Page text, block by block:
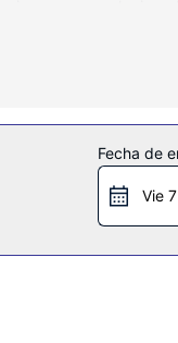
podrás disfrutar
ascensor y café o té
Fecha de
Vie